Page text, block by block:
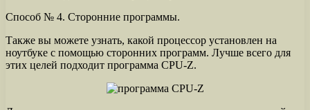
Способ № 4. Сторонние программы.
Также вы можете узнать, какой процессор установлен на
ноутбуке с помощью сторонних программ. Лучше всего для
этих целей подходит программа CPU-Z.